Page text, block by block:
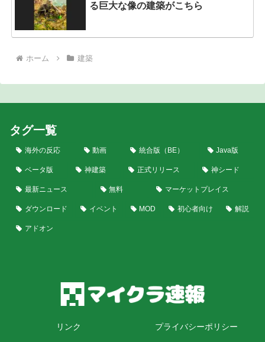
る巨大な像の建築がこちら
ホーム 建築
タグ一覧
海外の反応 動画 統合版（BE） Java版
ベータ版 神建築 正式リリース 神シード
最新ニュース 無料 マーケットプレイス
ダウンロード イベント MOD 初心者向け 解説
アドオン
リンク プライバシーポリシー